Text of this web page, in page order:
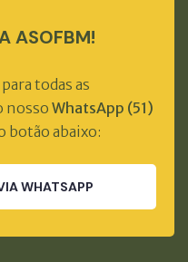
ASOFBM!
todas as
nosso WhatsApp (51)
botão abaixo:
WHATSAPP